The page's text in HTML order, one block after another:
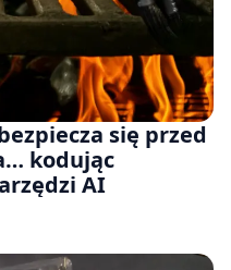
się przed
kodując
AI